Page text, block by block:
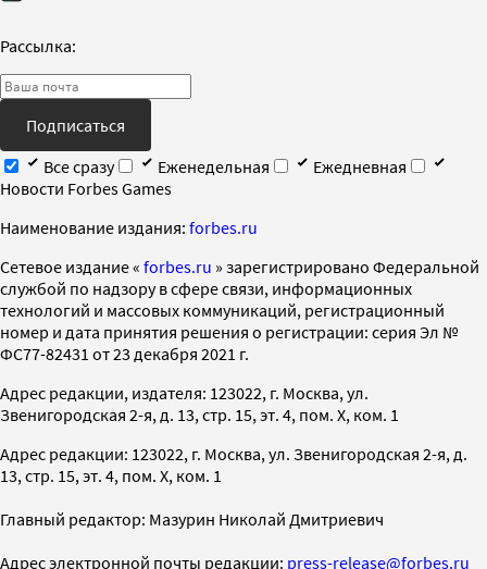
Рассылка:
Подписаться
Все сразу
Еженедельная
Ежедневная
Новости Forbes Games
Наименование издания: forbes.ru
Cетевое издание « forbes.ru » зарегистрировано Федеральной
службой по надзору в сфере связи, информационных
технологий и массовых коммуникаций, регистрационный
номер и дата принятия решения о регистрации: серия Эл №
ФС77-82431 от 23 декабря 2021 г.
Адрес редакции, издателя: 123022, г. Москва, ул.
Звенигородская 2-я, д. 13, стр. 15, эт. 4, пом. X, ком. 1
Адрес редакции: 123022, г. Москва, ул. Звенигородская 2-я, д.
13, стр. 15, эт. 4, пом. X, ком. 1
Главный редактор: Мазурин Николай Дмитриевич
Адрес электронной почты редакции: press-release@forbes.ru